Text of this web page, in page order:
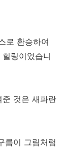
로 환승하여
링이었습니
것은 새파란
름이 그림처럼